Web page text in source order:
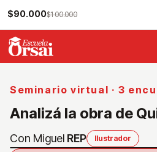
$90.000$100.000
Seminario virtual · 3
Analizá la obra de
Con Miguel REP Ilustrador